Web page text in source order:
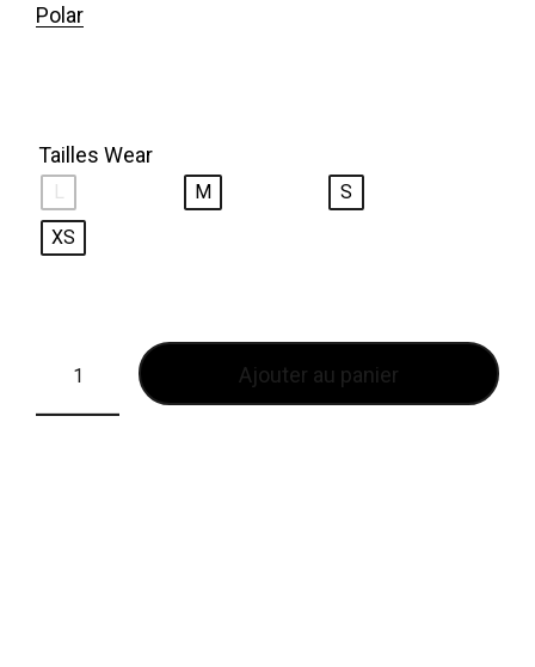
Polar
Tailles Wear
L M
S
XS
Ajouter au panier